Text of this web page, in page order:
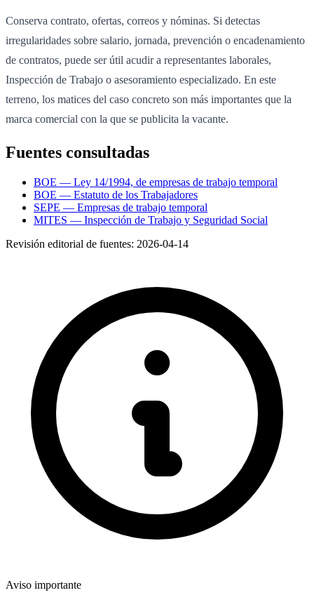
Conserva contrato, ofertas, correos y nóminas. Si detectas
irregularidades sobre salario, jornada, prevención o encadenamiento
de contratos, puede ser útil acudir a representantes laborales,
Inspección de Trabajo o asesoramiento especializado. En este
terreno, los matices del caso concreto son más importantes que la
marca comercial con la que se publicita la vacante.
Fuentes consultadas
BOE — Ley 14/1994, de empresas de trabajo temporal
BOE — Estatuto de los Trabajadores
SEPE — Empresas de trabajo temporal
MITES — Inspección de Trabajo y Seguridad Social
Revisión editorial de fuentes: 2026-04-14
Aviso importante